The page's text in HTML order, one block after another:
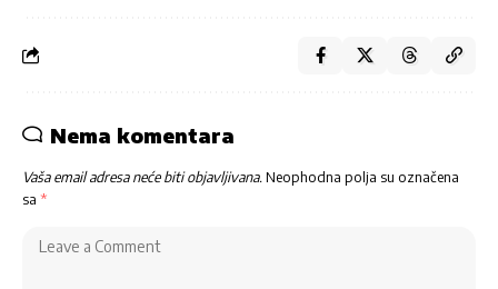
Nema komentara
Vaša email adresa neće biti objavljivana. Neophodna polja su označena
sa *